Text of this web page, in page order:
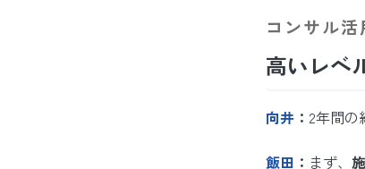
コンサル活
高いレベ
向井 ： 2年間の
飯田 ： まず、